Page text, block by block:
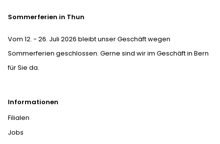
Informationen
Filialen
Jobs
Sommerferien in Thun
Vom 12. - 26. Juli 2026 bleibt unser Geschäft wegen
Sommerferien geschlossen. Gerne sind wir im Geschäft in Bern
für Sie da.